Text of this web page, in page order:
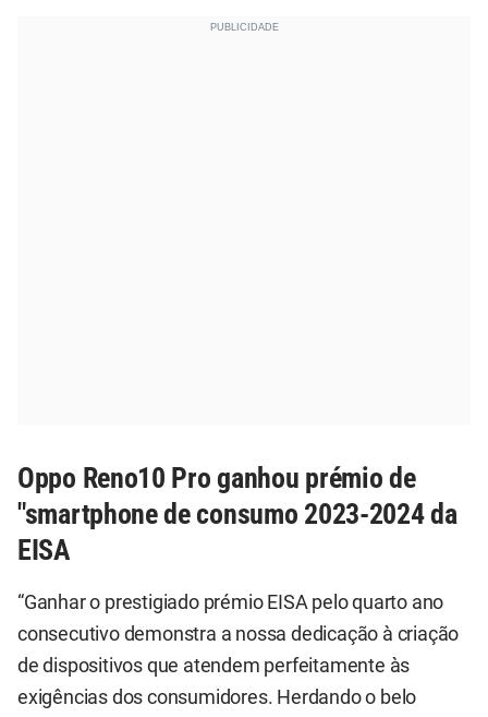
Oppo Reno10 Pro ganhou prémio de
"smartphone de consumo 2023-2024 da
EISA
“Ganhar o prestigiado prémio EISA pelo quarto ano
consecutivo demonstra a nossa dedicação à criação
de dispositivos que atendem perfeitamente às
exigências dos consumidores. Herdando o belo